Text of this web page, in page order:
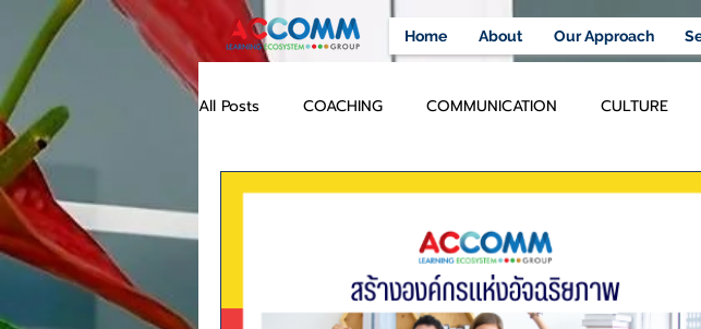
Home About Our Approach
All Posts COACHING COMMUNICATION CULTURE
ENGLISH LANGUAGE ARTICLES LEADING CHANGE
FUTURE SKILLS THAILAND COACHING SELLING